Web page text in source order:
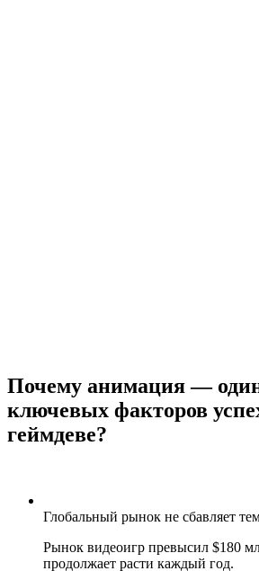
Почему анимация —
ключевых факторов
геймдеве?
Глобальный рынок не сбавляет
Рынок видеоигр превысил $180
продолжает расти каждый год.